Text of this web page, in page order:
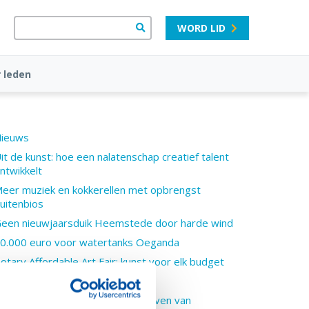
WORD LID
leden
de kunst: hoe een nalatenschap creatief talent
muziek en kokkerellen met opbrengst
nieuwjaarsduik Heemstede door harde wind
euro voor watertanks Oeganda
Affordable Art Fair: kunst voor elk budget
Een kurk tegen polio
Gratis openluchtbioscoop in de haven van